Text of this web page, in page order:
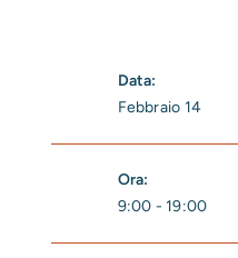
Data:
Febbraio 14
Ora:
9:00 - 19:00